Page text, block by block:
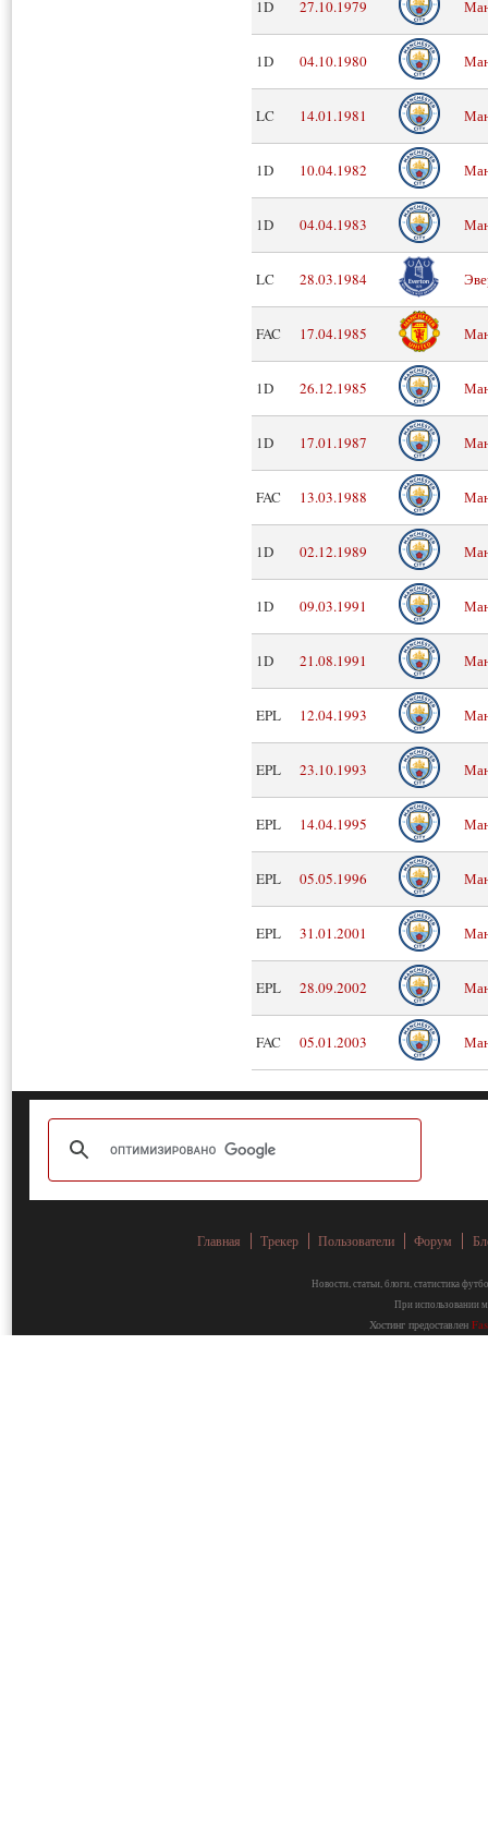
1D 27.10.1979
1D 04.10.1980
LC 14.01.1981
1D 10.04.1982
1D 04.04.1983
LC 28.03.1984
FAC 17.04.1985
1D 26.12.1985
1D 17.01.1987
FAC 13.03.1988
1D 02.12.1989
1D 09.03.1991
1D 21.08.1991
EPL 12.04.1993
EPL 23.10.1993
EPL 14.04.1995
EPL 05.05.1996
EPL 31.01.2001
EPL 28.09.2002
FAC 05.01.2003
Главная Трекер Пользователи Форум
Новости, статьи, блоги, статистика
При использовании
Хостинг предоставлен